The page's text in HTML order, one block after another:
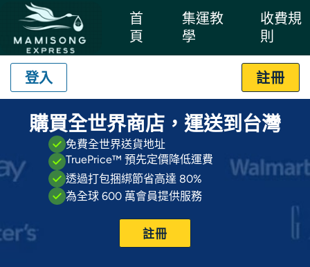
首
頁
集運教
學
收費規
則
登入 註冊
購買全世界商店，運送到台灣
免費全世界送貨地址
TruePrice™ 預先定價降低運費
透過打包捆綁節省高達 80%
為全球 600 萬會員提供服務
註冊